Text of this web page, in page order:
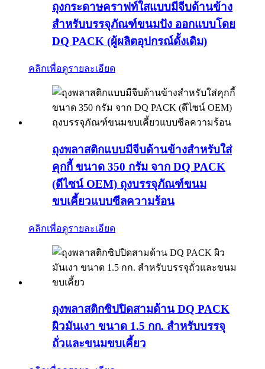
ถุงกระดาษคราฟท์ใสแบบมีจีบด้านข้าง
สำหรับบรรจุภัณฑ์ขนมปัง ออกแบบโดย
DQ PACK (ผู้ผลิตอุปกรณ์ดั้งเดิม)
คลิกเพื่อดูรายละเอียด
ถุงพลาสติกแบบมีจีบด้านข้างสำหรับใส่
คุกกี้ ขนาด 350 กรัม จาก DQ PACK
(ดีไซน์ OEM) ถุงบรรจุภัณฑ์ขนม
ขบเคี้ยวแบบซีลความร้อน
คลิกเพื่อดูรายละเอียด
ถุงพลาสติกซิปปิดสามด้าน DQ PACK
ผิวมันเงา ขนาด 1.5 กก. สำหรับบรรจุ
ถั่วและขนมขบเคี้ยว